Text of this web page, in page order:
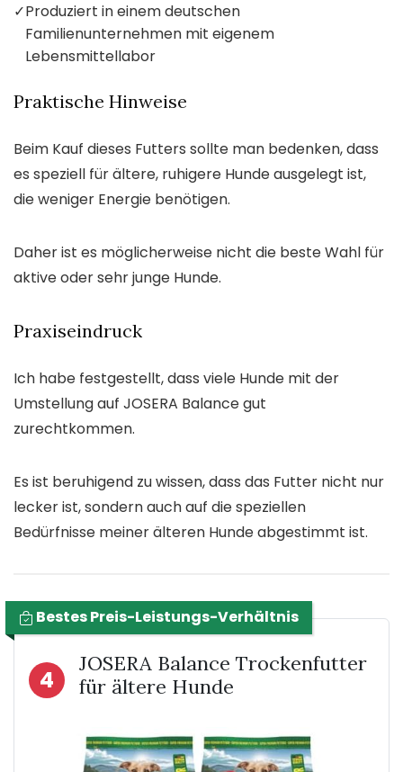
✓Produziert in einem deutschen
Familienunternehmen mit eigenem
Lebensmittellabor
Praktische Hinweise
Beim Kauf dieses Futters sollte man bedenken, dass
es speziell für ältere, ruhigere Hunde ausgelegt ist,
die weniger Energie benötigen.
Daher ist es möglicherweise nicht die beste Wahl für
aktive oder sehr junge Hunde.
Praxiseindruck
Ich habe festgestellt, dass viele Hunde mit der
Umstellung auf JOSERA Balance gut
zurechtkommen.
Es ist beruhigend zu wissen, dass das Futter nicht nur
lecker ist, sondern auch auf die speziellen
Bedürfnisse meiner älteren Hunde abgestimmt ist.
Bestes Preis-Leistungs-Verhältnis
4
JOSERA Balance Trockenfutter
für ältere Hunde